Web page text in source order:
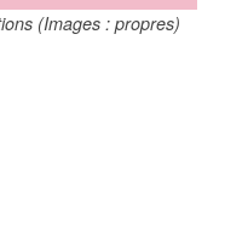
(Images : propres)